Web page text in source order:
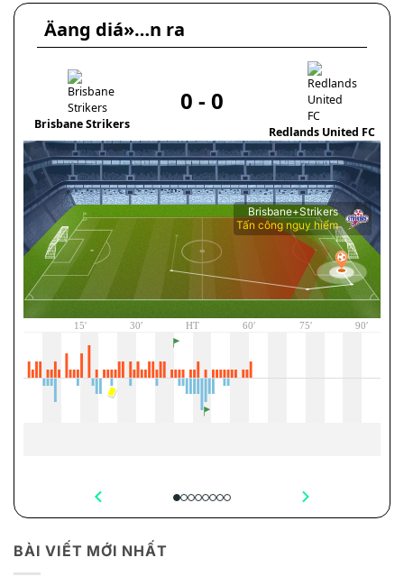
Äang diá»…n ra
Brisbane Strikers
0 - 0
Redlands United FC
BÀI VIẾT MỚI NHẤT